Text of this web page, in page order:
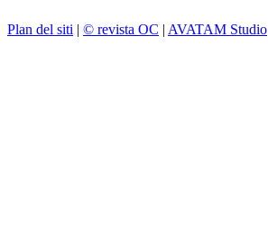
Plan del siti | © revista OC | AVATAM Studio